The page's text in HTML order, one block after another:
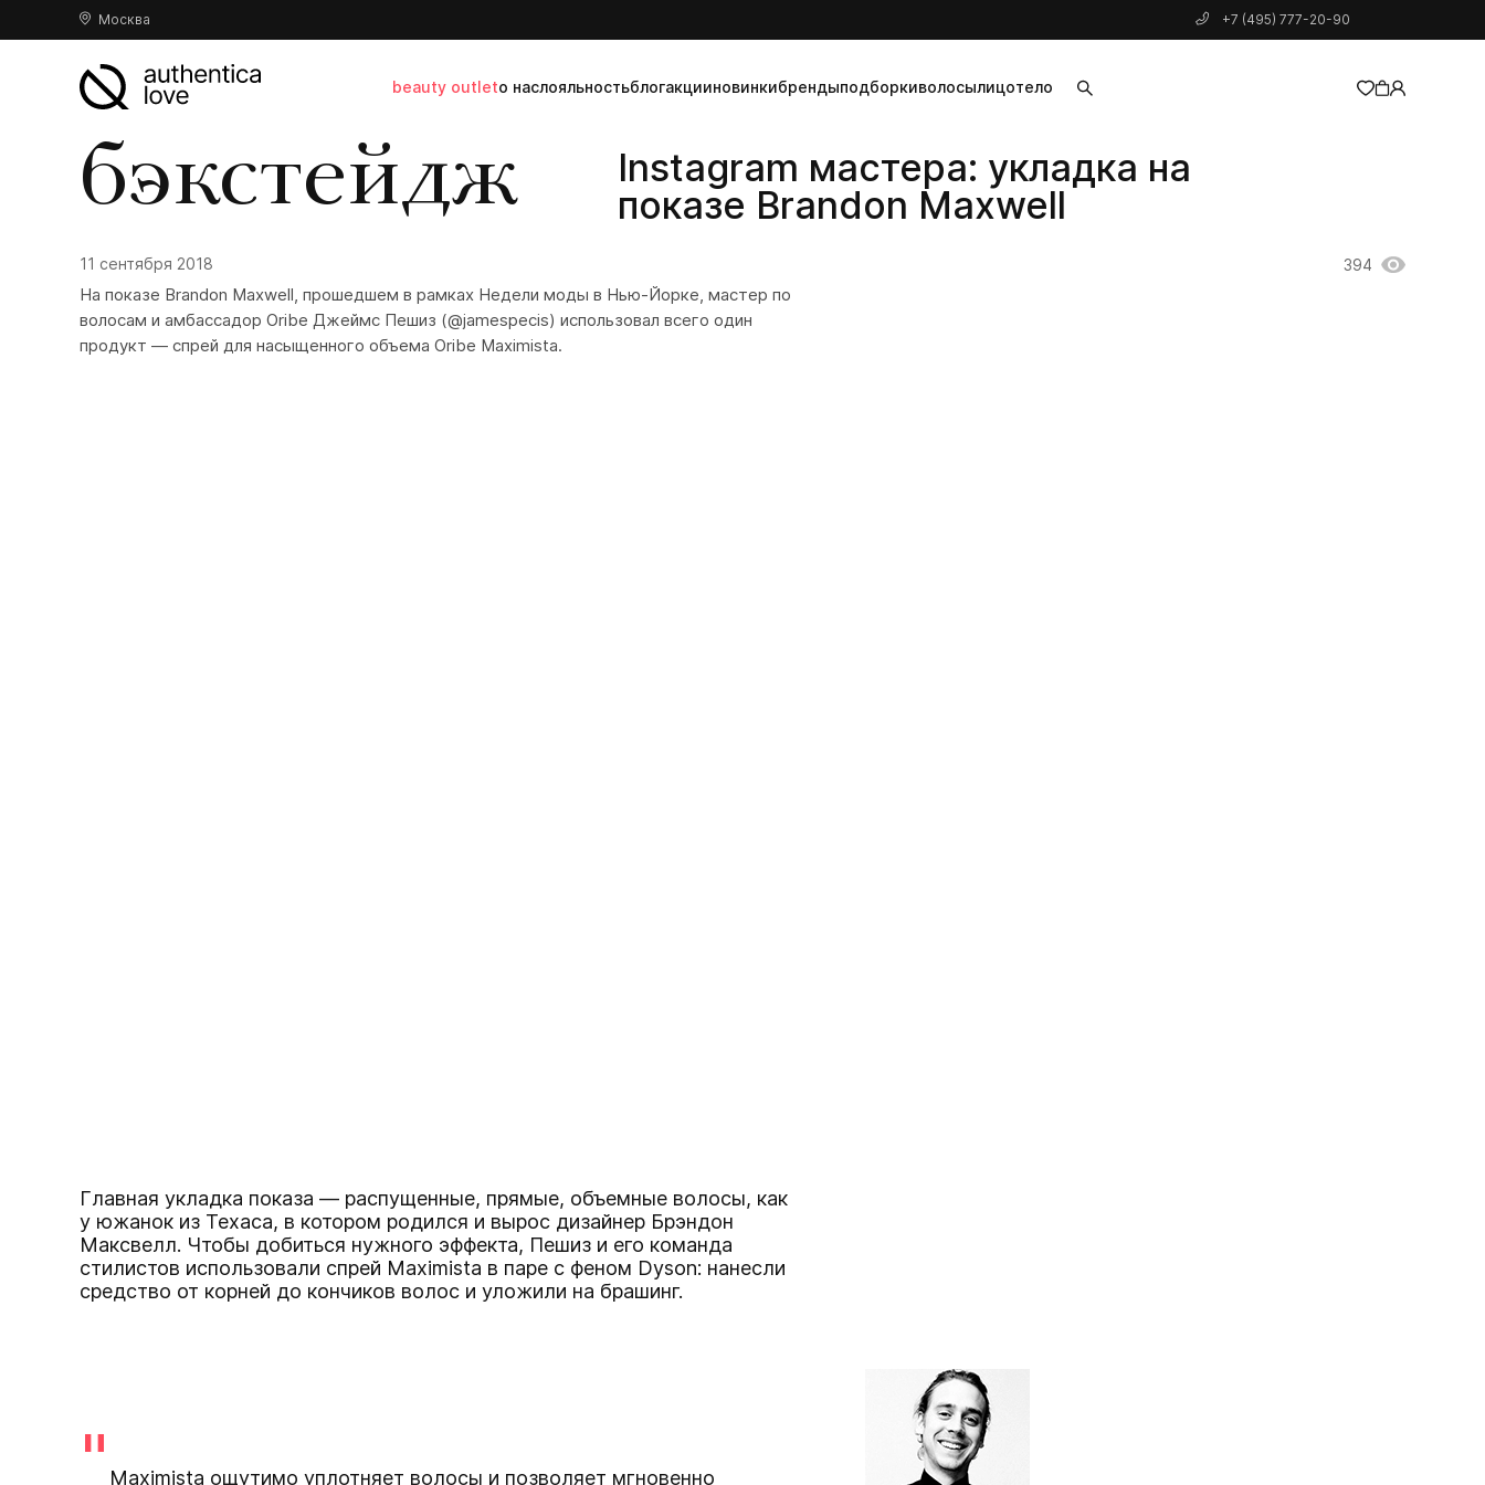
Москва +7 (495) 777-20-90
beauty outletо наслояльностьблогакцииновинкибрендыподборкиволосылицотело
добавлен в корзину
бэкстейдж
Instagram мастера: укладка на
показе Brandon Maxwell
11 сентября 2018 394
На показе Brandon Maxwell, прошедшем в рамках Недели моды в Нью-Йорке, мастер по
волосам и амбассадор Oribe Джеймс Пешиз (@jamespecis) использовал всего один
продукт — спрей для насыщенного объема Oribe Maximista.
Главная укладка показа — распущенные, прямые, объемные волосы, как
у южанок из Техаса, в котором родился и вырос дизайнер Брэндон
Максвелл. Чтобы добиться нужного эффекта, Пешиз и его команда
стилистов использовали спрей Maximista в паре с феном Dyson: нанесли
средство от корней до кончиков волос и уложили на брашинг.
" Maximista ощутимо уплотняет волосы и позволяет мгновенно